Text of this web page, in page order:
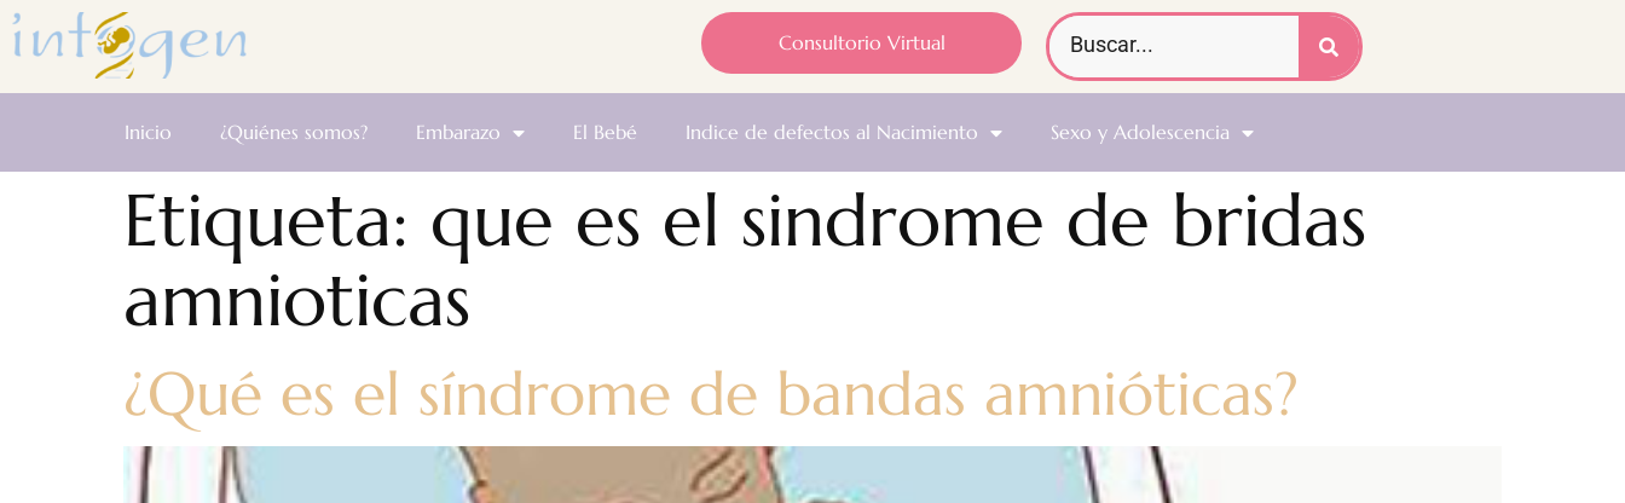
Consultorio Virtual
Inicio ¿Quiénes somos? Embarazo El Bebé Indice de defectos al Nacimiento Sexo y Adolescencia
Etiqueta: que es el sindrome de bridas
amnioticas
¿Qué es el síndrome de bandas amnióticas?